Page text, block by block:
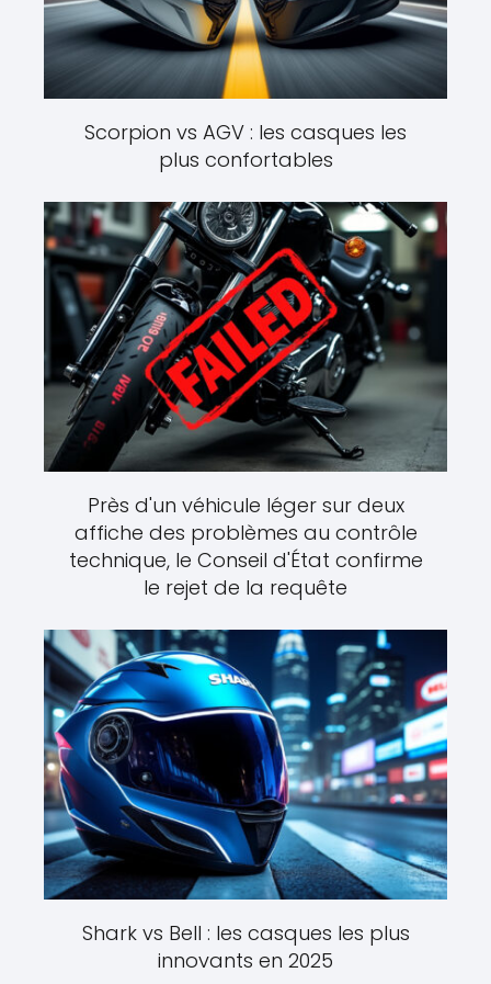
Scorpion vs AGV : les casques les
plus confortables
Près d'un véhicule léger sur deux
affiche des problèmes au contrôle
technique, le Conseil d'État confirme
le rejet de la requête
Shark vs Bell : les casques les plus
innovants en 2025